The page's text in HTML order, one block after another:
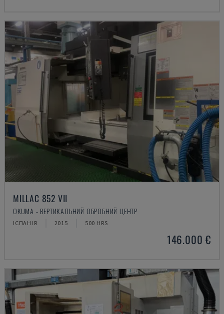
MILLAC 852 VII
OKUMA - ВЕРТИКАЛЬНИЙ ОБРОБНИЙ ЦЕНТР
ІСПАНІЯ 2015 500 HRS
146.000 €